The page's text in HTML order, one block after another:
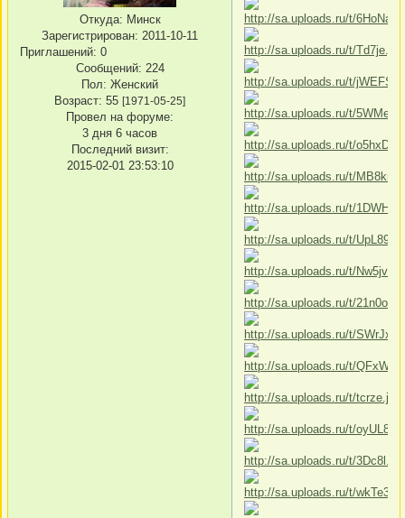
Откуда: Минск
Зарегистрирован: 2011-10-11
Приглашений: 0
Сообщений: 224
Пол: Женский
Возраст: 55 [1971-05-25]
Провел на форуме:
3 дня 6 часов
Последний визит:
2015-02-01 23:53:10